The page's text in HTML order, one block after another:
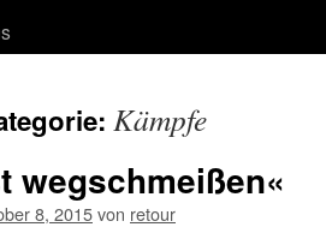
Kämpfe
wegschmeißen«
8, 2015von retour